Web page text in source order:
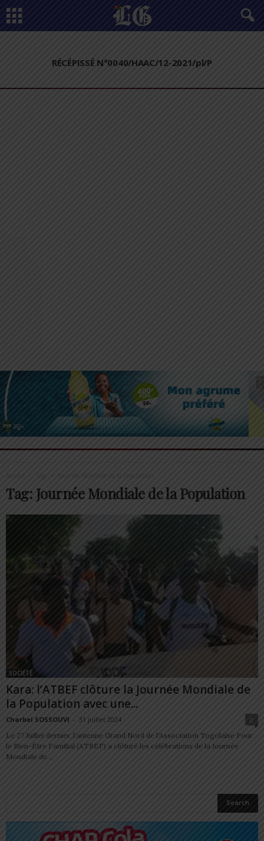
RÉCÉPISSÉ N°0040/HAAC/12-2021/pl/P
Tags Journée Mondiale de la Population
Tag: Journée Mondiale de la Population
SOCIÉTÉ
Kara: l’ATBEF clôture la Journée Mondiale de
la Population avec une...
Charbel SOSSOUVI - 31 juillet 2024
0
Le 27 Juillet dernier, l’antenne Grand Nord de l'Association Togolaise Pour
le Bien-Être Familial (ATBEF) a clôturé les célébrations de la Journée
Mondiale de...